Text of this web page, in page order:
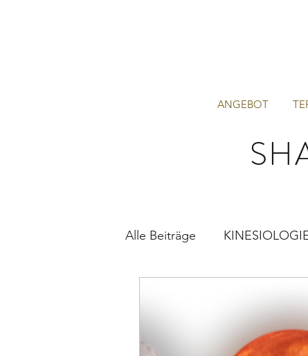
ANGEBOT
Alle Beiträge